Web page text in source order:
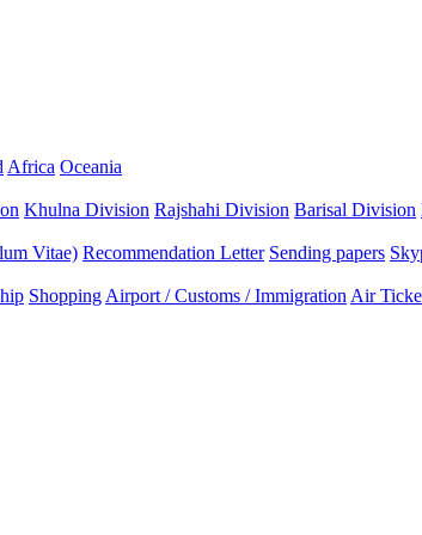
Africa Oceania
Khulna Division Rajshahi Division Barisal Division
Vitae) Recommendation Letter Sending papers
Shopping Airport / Customs / Immigration Air